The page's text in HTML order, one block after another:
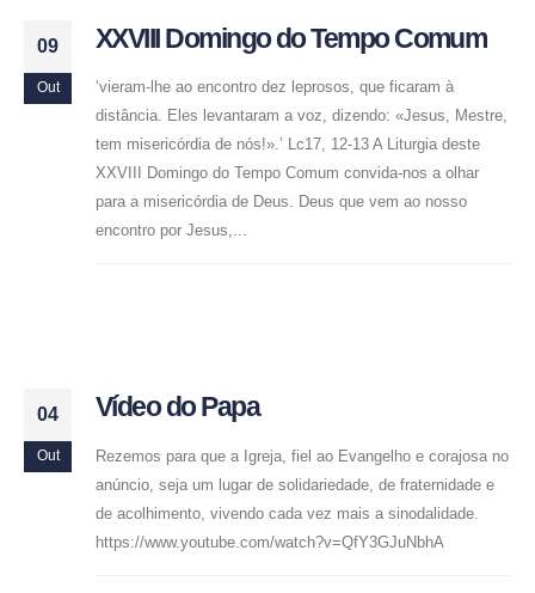
09
Out
XXVIII Domingo do Tempo Comum
‘vieram-lhe ao encontro dez leprosos, que ficaram à
distância. Eles levantaram a voz, dizendo: «Jesus, Mestre,
tem misericórdia de nós!».’ Lc17, 12-13 A Liturgia deste
XXVIII Domingo do Tempo Comum convida-nos a olhar
para a misericórdia de Deus. Deus que vem ao nosso
encontro por Jesus,...
04
Out
Vídeo do Papa
Rezemos para que a Igreja, fiel ao Evangelho e corajosa no
anúncio, seja um lugar de solidariedade, de fraternidade e
de acolhimento, vivendo cada vez mais a sinodalidade.
https://www.youtube.com/watch?v=QfY3GJuNbhA